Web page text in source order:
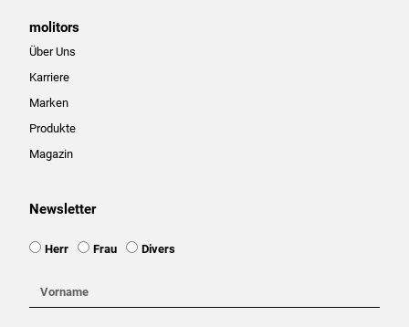
molitors
Über Uns
Karriere
Marken
Produkte
Magazin
Newsletter
Ansprache
Herr Frau Divers
Vorname